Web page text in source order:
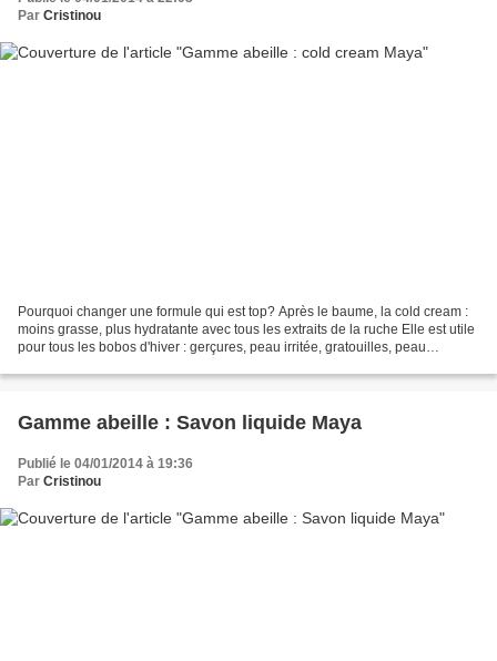
Par Cristinou
Pourquoi changer une formule qui est top? Après le baume, la cold cream :
moins grasse, plus hydratante avec tous les extraits de la ruche Elle est utile
pour tous les bobos d'hiver : gerçures, peau irritée, gratouilles, peau
Gamme abeille : Savon liquide Maya
Publié le 04/01/2014 à 19:36
Par Cristinou